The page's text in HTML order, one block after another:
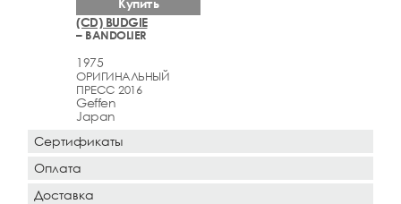
(CD) BUDGIE
– BANDOLIER
1975
ОРИГИНАЛЬНЫЙ
ПРЕСС 2016
Geffen
Japan
Купить
Сертификаты
Оплата
Доставка